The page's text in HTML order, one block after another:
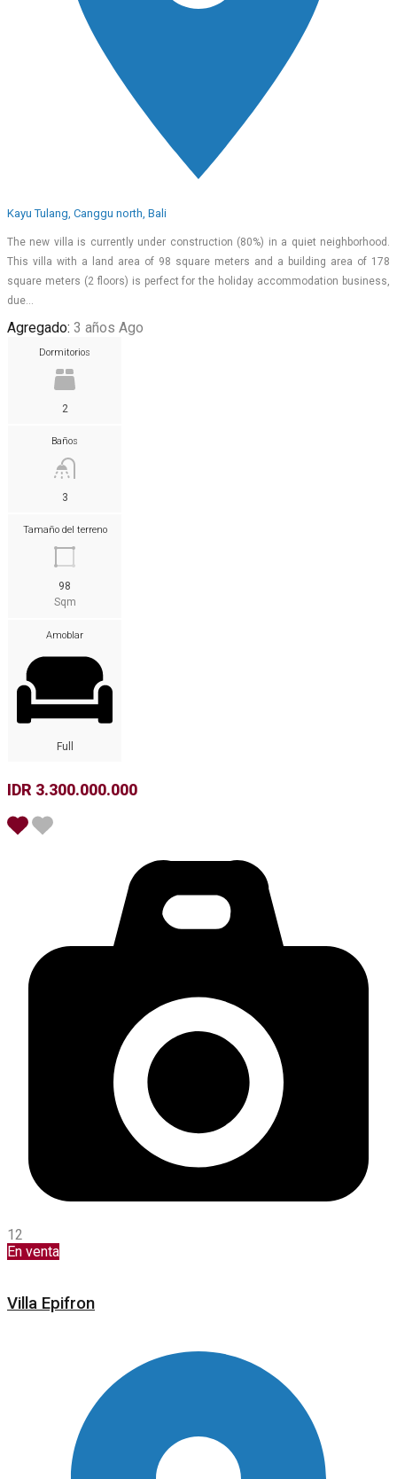
Kayu Tulang, Canggu north, Bali
The new villa is currently under construction (80%) in a quiet neighborhood.
This villa with a land area of 98 square meters and a building area of 178
square meters (2 floors) is perfect for the holiday accommodation business,
due…
Agregado: 3 años Ago
Dormitorios
2
Baños
3
Tamaño del terreno
98
Sqm
Amoblar
Full
IDR 3.300.000.000
12
En venta
Villa Epifron